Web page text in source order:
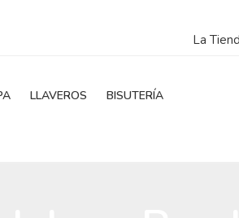
La
LLAVEROS
BISUTERÍA